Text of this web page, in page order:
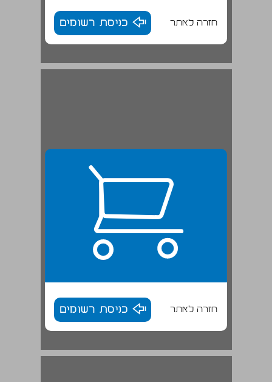
חזרה לאתר כניסת רשומים
חזרה לאתר כניסת רשומים